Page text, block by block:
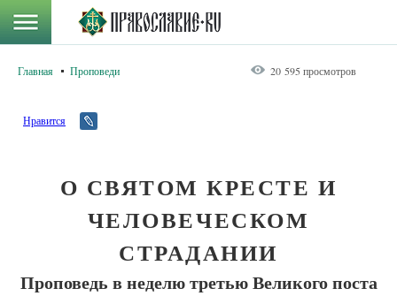
Главная Проповеди 20 595 просмотров
Нравится
О СВЯТОМ КРЕСТЕ И
ЧЕЛОВЕЧЕСКОМ
СТРАДАНИИ
Проповедь в неделю третью Великого поста